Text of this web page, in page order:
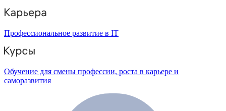
Профессиональное развитие в IT
Обучение для смены профессии, роста в карьере и
саморазвития